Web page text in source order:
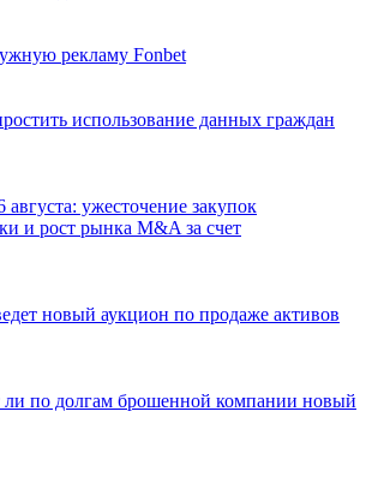
рекламу Fonbet
использование данных граждан
августа: ужесточение закупок
и рост рынка M&A за счет
новый аукцион по продаже активов
ли по долгам брошенной компании новый